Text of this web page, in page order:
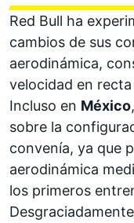
Red Bull ha
cambios de sus
aerodinámica,
velocidad en
Incluso en México
sobre la
convenía, ya que
aerodinámica
los primeros